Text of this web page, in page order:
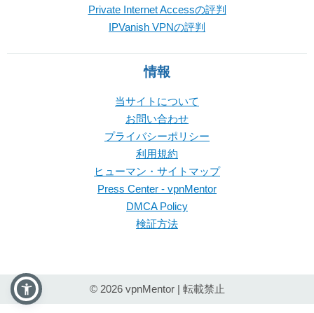
Private Internet Accessの評判
IPVanish VPNの評判
情報
当サイトについて
お問い合わせ
プライバシーポリシー
利用規約
ヒューマン・サイトマップ
Press Center - vpnMentor
DMCA Policy
検証方法
© 2026 vpnMentor | 転載禁止